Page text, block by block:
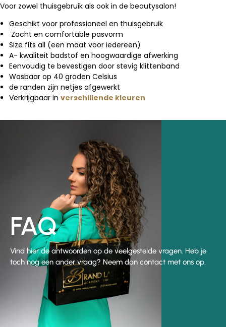
Voor zowel thuisgebruik als ook in de beautysalon!
Geschikt voor professioneel en thuisgebruik
Zacht en comfortable pasvorm
Size fits all (een maat voor iedereen)
A- kwaliteit badstof en hoogwaardige afwerking
Eenvoudig te bevestigen door stevig klittenband
Wasbaar op 40 graden Celsius
de randen zijn netjes afgewerkt
Verkrijgbaar in verschillende kleuren
FAQ
Vind hier de antwoorden op de veelgestelde vragen. Heb je
toch nog een ander vraag? Neem dan contact met ons op.